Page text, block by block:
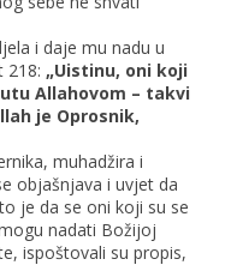
i daje mu nadu u
218: „Uistinu, oni koji
Allahovom – takvi
je Oprosnik,
muhadžira i
objašnjava i uvjet da
je da se oni koji su se
nadati Božijoj
ispoštovali su propis,